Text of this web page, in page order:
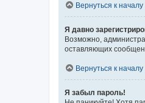
Вернуться к началу
Я давно
Возможно,
оставляющих
Вернуться к началу
Я забыл пароль!